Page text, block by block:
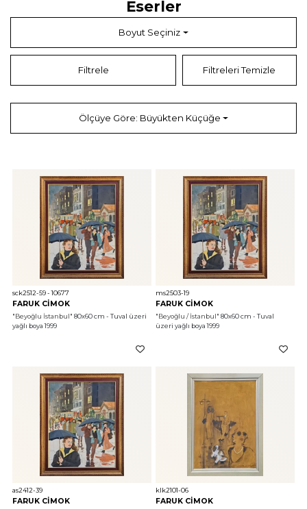
Eserler
Boyut Seçiniz
Filtrele Filtreleri Temizle
Ölçüye Göre: Büyükten Küçüğe
sck2512-59 - 10677
FARUK CİMOK
"Beyoğlu İstanbul" 80x60 cm - Tuval üzeri
yağlı boya 1999
ms2503-19
FARUK CİMOK
"Beyoğlu / İstanbul" 80x60 cm - Tuval
üzeri yağlı boya 1999
as2412-39
FARUK CİMOK
klk2101-06
FARUK CİMOK